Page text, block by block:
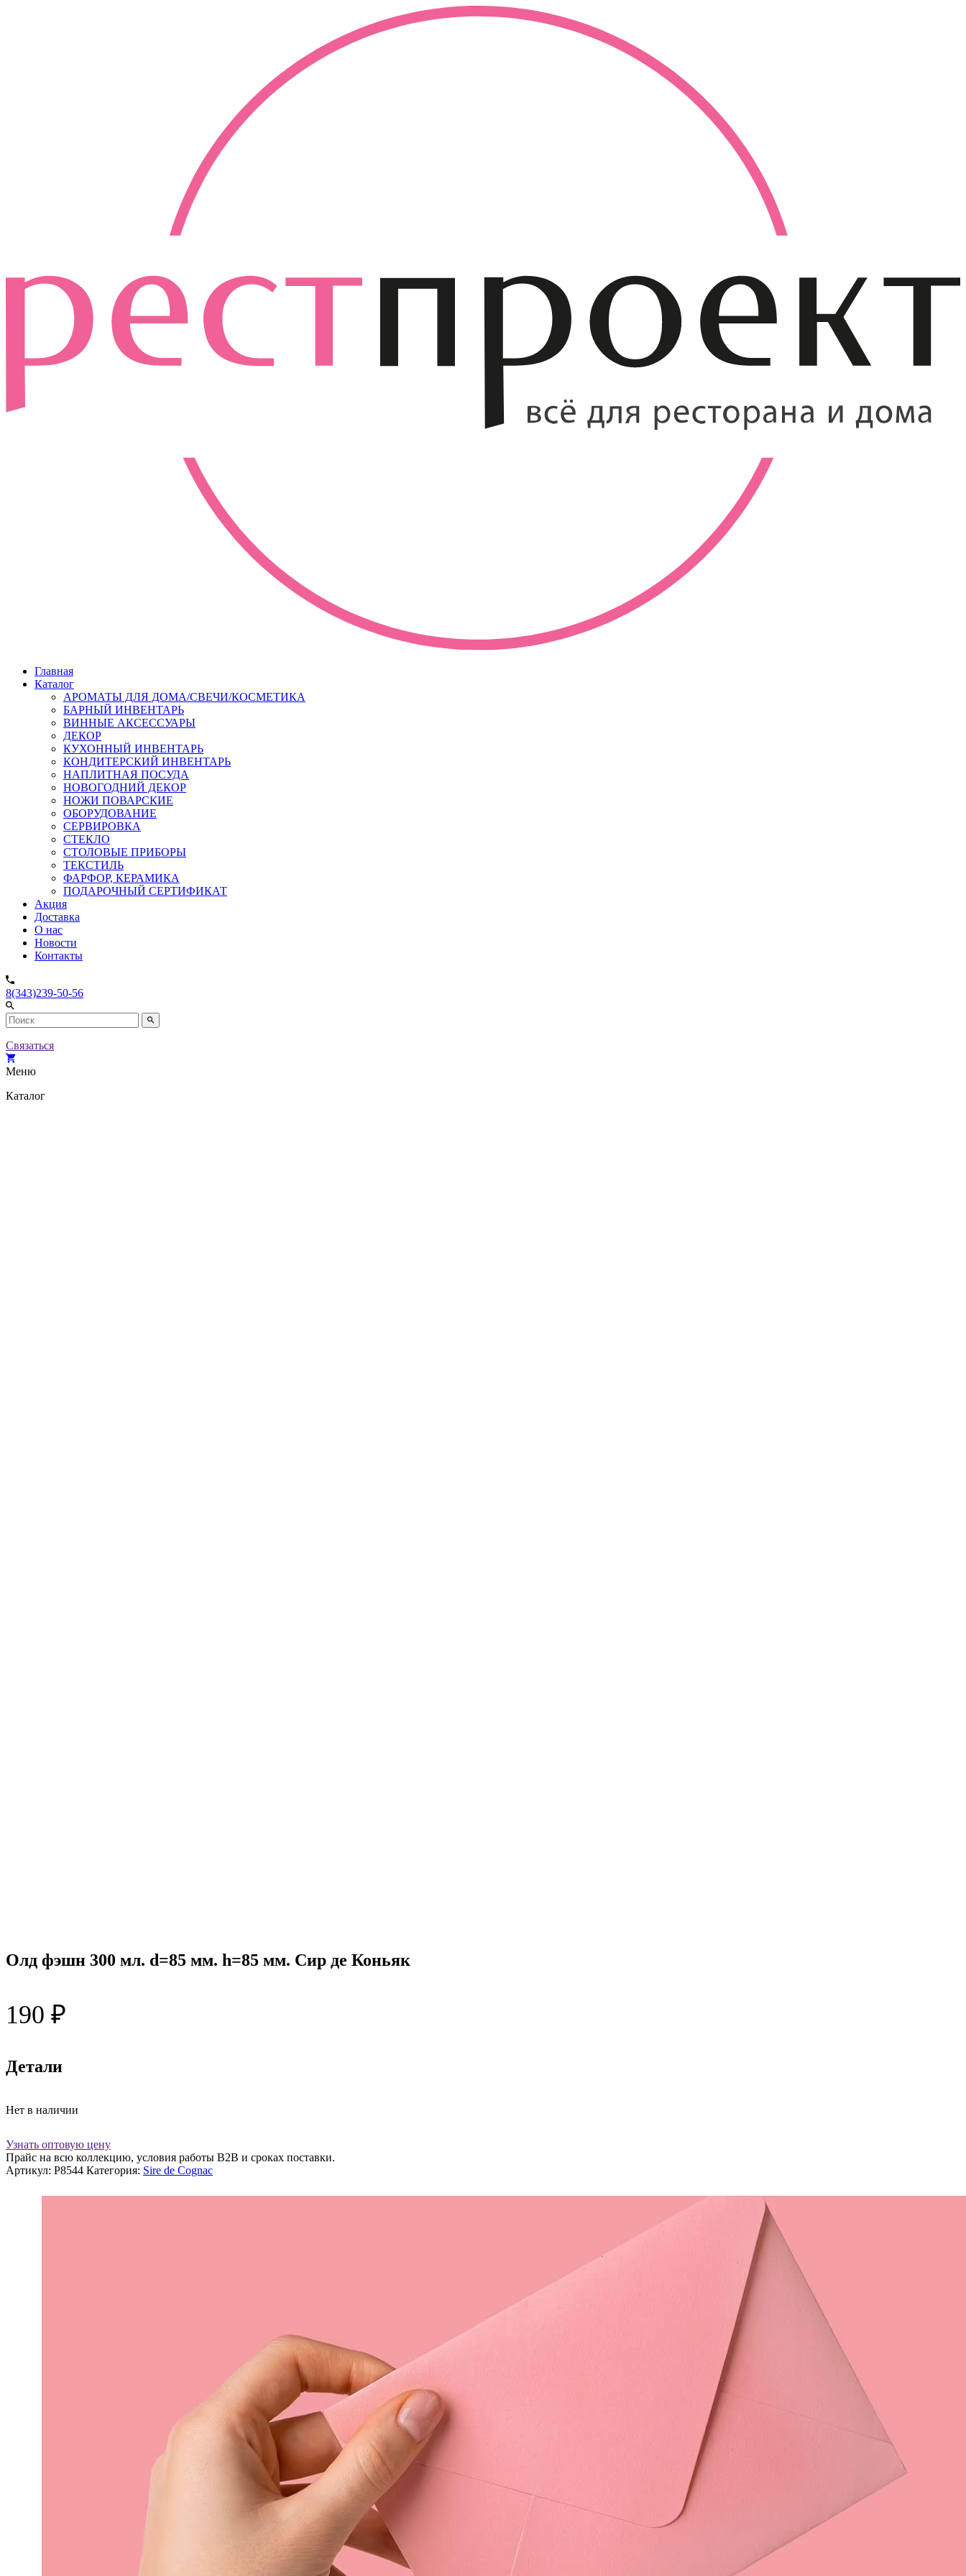
Главная
Каталог
АРОМАТЫ ДЛЯ ДОМА/СВЕЧИ/КОСМЕТИКА
БАРНЫЙ ИНВЕНТАРЬ
ВИННЫЕ АКСЕССУАРЫ
ДЕКОР
КУХОННЫЙ ИНВЕНТАРЬ
КОНДИТЕРСКИЙ ИНВЕНТАРЬ
НАПЛИТНАЯ ПОСУДА
НОВОГОДНИЙ ДЕКОР
НОЖИ ПОВАРСКИЕ
ОБОРУДОВАНИЕ
СЕРВИРОВКА
СТЕКЛО
СТОЛОВЫЕ ПРИБОРЫ
ТЕКСТИЛЬ
ФАРФОР, КЕРАМИКА
ПОДАРОЧНЫЙ СЕРТИФИКАТ
Акция
Доставка
О нас
Новости
Контакты
8(343)239-50-56
Связаться
Меню
Каталог
Олд фэшн 300 мл. d=85 мм. h=85 мм. Сир де Коньяк
190 ₽
Детали
Нет в наличии
Узнать оптовую цену
Прайс на всю коллекцию, условия работы В2В и сроках поставки.
Артикул: P8544 Категория: Sire de Cognac